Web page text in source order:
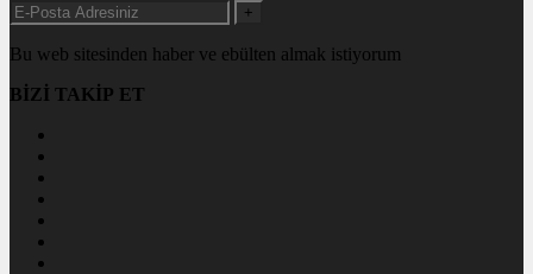
+
Bu web sitesinden haber ve ebülten almak istiyorum
BİZİ TAKİP ET